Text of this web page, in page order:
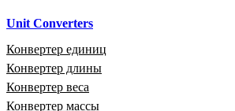
Unit Converters
Конвертер единиц
Конвертер длины
Конвертер веса
Конвертер массы